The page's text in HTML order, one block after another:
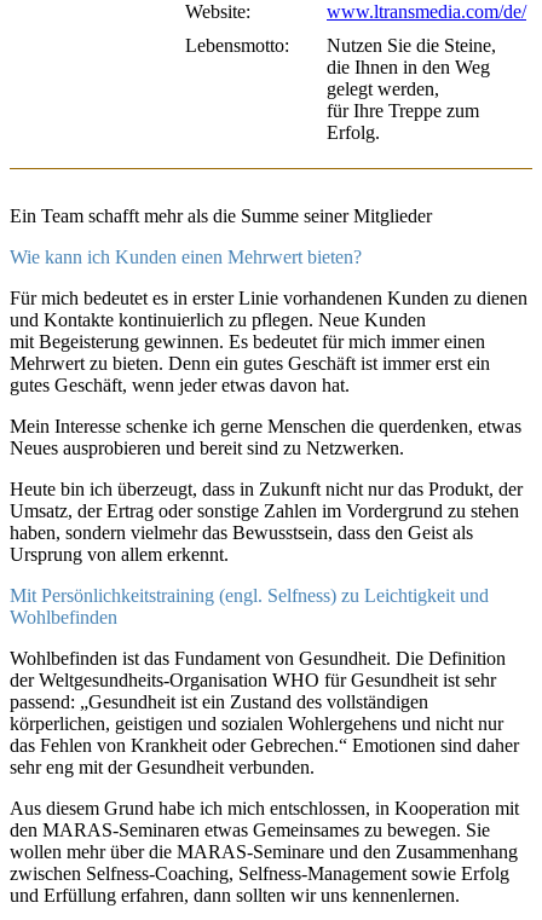
Website:
www.ltransmedia.com/de/
Lebensmotto:
Nutzen Sie die Steine,
die Ihnen in den Weg
gelegt werden,
für Ihre Treppe zum
Erfolg.
Ein Team schafft mehr als die Summe seiner Mitglieder
Wie kann ich Kunden einen Mehrwert bieten?
Für mich bedeutet es in erster Linie vorhandenen Kunden zu dienen
und Kontakte kontinuierlich zu pflegen. Neue Kunden
mit Begeisterung gewinnen. Es bedeutet für mich immer einen
Mehrwert zu bieten. Denn ein gutes Geschäft ist immer erst ein
gutes Geschäft, wenn jeder etwas davon hat.
Mein Interesse schenke ich gerne Menschen die querdenken, etwas
Neues ausprobieren und bereit sind zu Netzwerken.
Heute bin ich überzeugt, dass in Zukunft nicht nur das Produkt, der
Umsatz, der Ertrag oder sonstige Zahlen im Vordergrund zu stehen
haben, sondern vielmehr das Bewusstsein, dass den Geist als
Ursprung von allem erkennt.
Mit Persönlichkeitstraining (engl. Selfness) zu Leichtigkeit und
Wohlbefinden
Wohlbefinden ist das Fundament von Gesundheit. Die Definition
der Weltgesundheits-Organisation WHO für Gesundheit ist sehr
passend: „Gesundheit ist ein Zustand des vollständigen
körperlichen, geistigen und sozialen Wohlergehens und nicht nur
das Fehlen von Krankheit oder Gebrechen.“ Emotionen sind daher
sehr eng mit der Gesundheit verbunden.
Aus diesem Grund habe ich mich entschlossen, in Kooperation mit
den MARAS-Seminaren etwas Gemeinsames zu bewegen. Sie
wollen mehr über die MARAS-Seminare und den Zusammenhang
zwischen Selfness-Coaching, Selfness-Management sowie Erfolg
und Erfüllung erfahren, dann sollten wir uns kennenlernen.